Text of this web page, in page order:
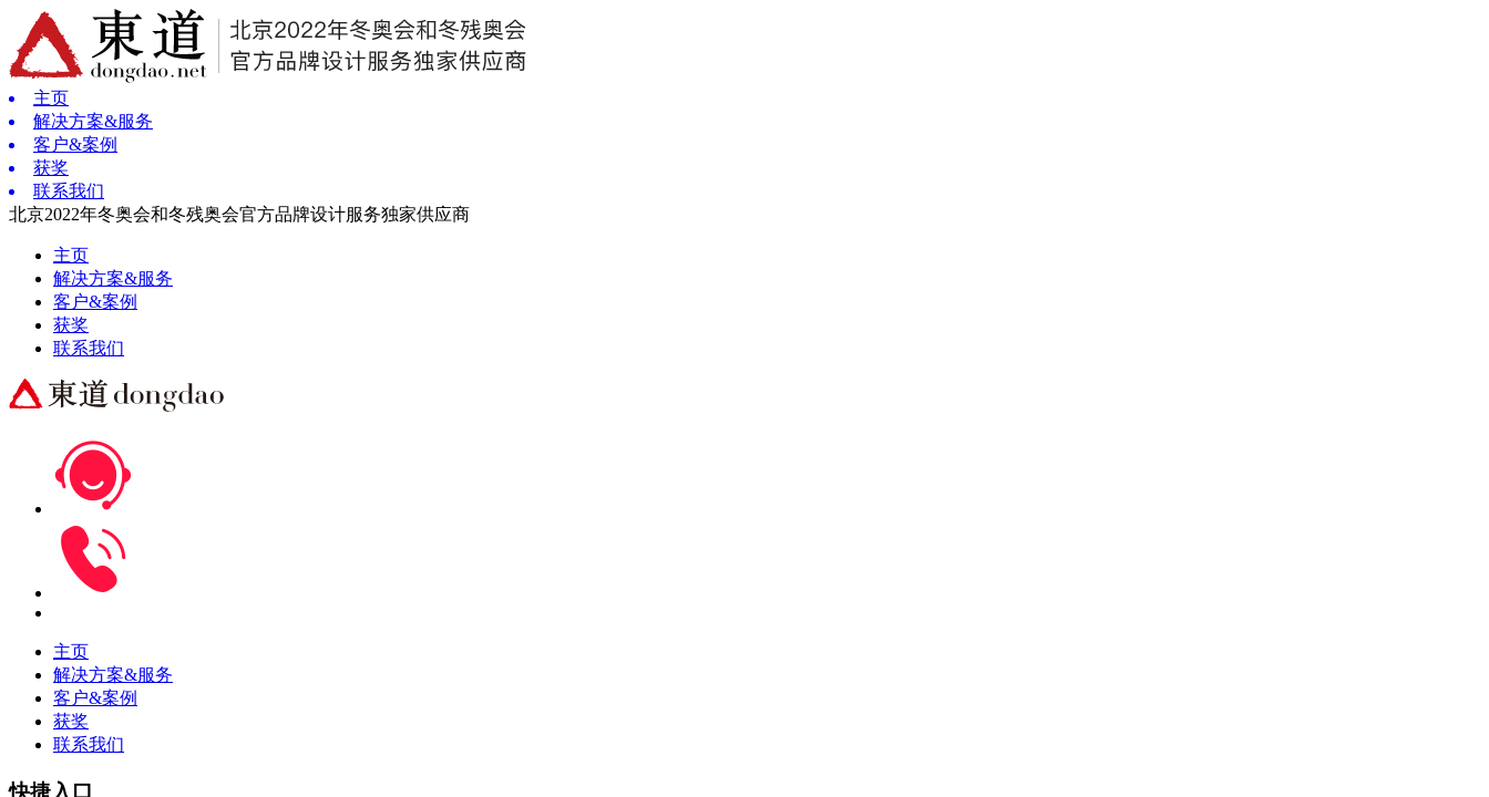
主页
解决方案&服务
客户&案例
获奖
联系我们
北京2022年冬奥会和冬残奥会官方品牌设计服务独家供应商
主页
解决方案&服务
客户&案例
获奖
联系我们
主页
解决方案&服务
客户&案例
获奖
联系我们
快捷入口